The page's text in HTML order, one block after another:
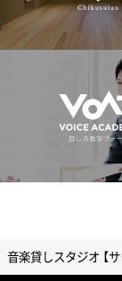
音楽貸しスタジオ 【